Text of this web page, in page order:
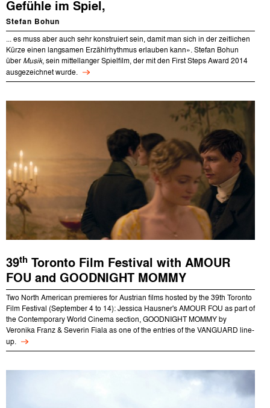
Gefühle im Spiel,
Stefan Bohun
... es muss aber auch sehr konstruiert sein, damit man sich in der zeitlichen
Kürze einen langsamen Erzählrhythmus erlauben kann». Stefan Bohun
über Musik, sein mittellanger Spielfilm, der mit den First Steps Award 2014
ausgezeichnet wurde.
39th Toronto Film Festival with AMOUR
FOU and GOODNIGHT MOMMY
Two North American premieres for Austrian films hosted by the 39th Toronto
Film Festival (September 4 to 14): Jessica Hausner's AMOUR FOU as part of
the Contemporary World Cinema section, GOODNIGHT MOMMY by
Veronika Franz & Severin Fiala as one of the entries of the VANGUARD line-
up.